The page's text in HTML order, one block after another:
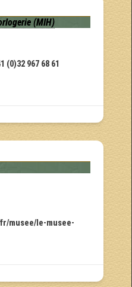
(MIH)
(0)32 967 68 61
fr/musee/le-musee-